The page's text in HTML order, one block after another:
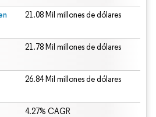
21.08 Mil millones de dólares
21.78 Mil millones de dólares
26.84 Mil millones de dólares
4.27% CAGR